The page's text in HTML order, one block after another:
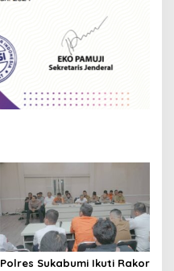
Polres Sukabumi Ikuti Rakor